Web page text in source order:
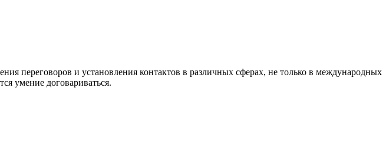
переговоров и установления контактов в различных сферах, не только в международных
умение договариваться.